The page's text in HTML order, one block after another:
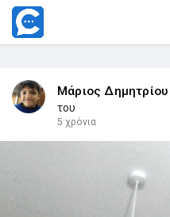
Μάριος Δημητρίου
του
5 χρόνια